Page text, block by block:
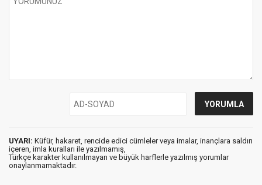
UYARI: Küfür, hakaret, rencide edici cümleler veya imalar, inançlara saldırı
içeren, imla kuralları ile yazılmamış,
Türkçe karakter kullanılmayan ve büyük harflerle yazılmış yorumlar
onaylanmamaktadır.